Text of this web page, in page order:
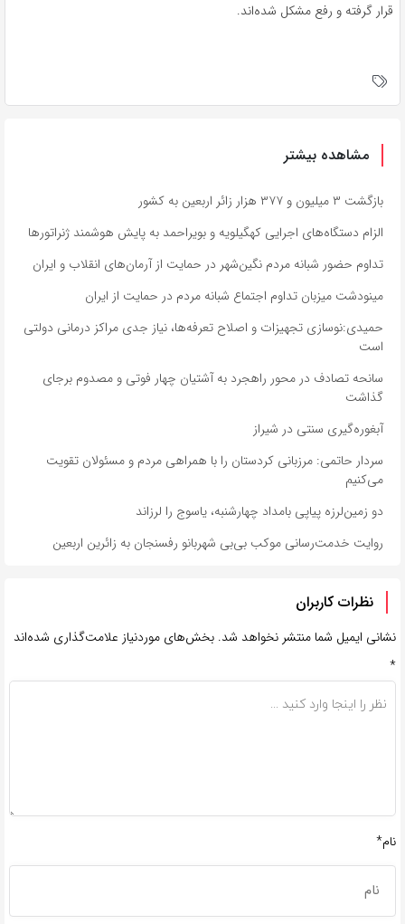
قرار گرفته و رفع مشکل شده‌اند.
مشاهده بیشتر
بازگشت ۳ میلیون و ۳۷۷ هزار زائر اربعین به کشور
الزام دستگاه‌های اجرایی کهگیلویه و بویراحمد به پایش هوشمند ژنراتورها
تداوم حضور شبانه مردم نگین‌شهر در حمایت از آرمان‌های انقلاب و ایران
مینودشت میزبان تداوم اجتماع شبانه مردم در حمایت از ایران
حمیدی:نوسازی تجهیزات و اصلاح تعرفه‌ها، نیاز جدی مراکز درمانی دولتی
است
سانحه تصادف در محور راهجرد به آشتیان چهار فوتی و مصدوم برجای
گذاشت
آبغوره‌گیری سنتی در شیراز
سردار حاتمی: مرزبانی کردستان را با همراهی مردم و مسئولان تقویت
می‌کنیم
دو زمین‌لرزه پیاپی بامداد چهارشنبه، یاسوج را لرزاند
روایت خدمت‌رسانی موکب بی‌بی شهربانو رفسنجان به زائرین اربعین
نظرات کاربران
نشانی ایمیل شما منتشر نخواهد شد. بخش‌های موردنیاز علامت‌گذاری شده‌اند
*
نام*